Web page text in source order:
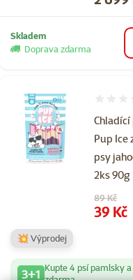
Skladem
Doprava zdarma
Pup Ice
psy
2ks 90g
Původní
89 Kč
Cena
39 Kč
💥 Výprodej
3+1 Kupte 4 psí pamlsky a